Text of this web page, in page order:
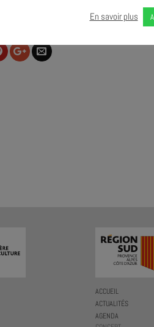
COMMENTER
ACCUEIL
ACTUALITÉS
AGENDA
En savoir plus